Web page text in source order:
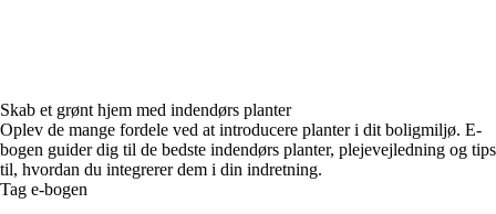
Skab et grønt hjem med indendørs planter
Oplev de mange fordele ved at introducere planter i dit boligmiljø. E-
bogen guider dig til de bedste indendørs planter, plejevejledning og tips
til, hvordan du integrerer dem i din indretning.
Tag e-bogen